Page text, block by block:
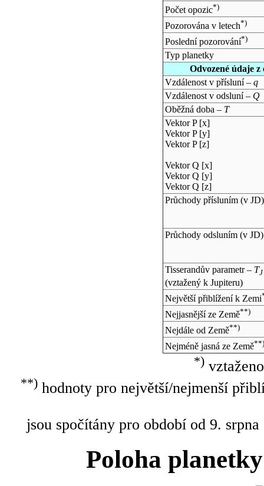
Počet opozic*)
Pozorována v letech*)
Poslední pozorování*)
Typ planetky
Odvozené údaje
Vzdálenost v přísluní – q
Vzdálenost v odsluní – Q
Oběžná doba – T
Vektor P [x]
Vektor P [y]
Vektor P [z]
Vektor Q [x]
Vektor Q [y]
Vektor Q [z]
Průchody přísluním (v JD)
Průchody odsluním (v JD)
Tisserandův parametr – TJ
(vztažený k Jupiteru)
Největší přiblížení k Zemi
Nejjasnější ze Země**)
Nejdále od Země**)
Nejméně jasná ze Země**)
*)
**)hodnoty pro největší/nejmenší
jsou spočítány pro období od 9.
Poloha